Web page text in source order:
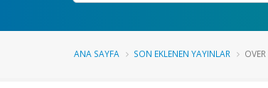
ANA SAYFA SON EKLENEN YAYINLAR